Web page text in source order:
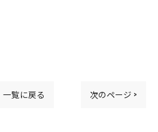
一覧に戻る 次のページ >